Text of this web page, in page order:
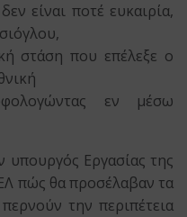
είναι ποτέ ευκαιρία,
στάση που επέλεξε ο
εν μέσω
Εργασίας της
πώς θα προσέλαβαν τα
την περιπέτεια